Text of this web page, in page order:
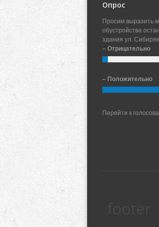
Опрос
Просим выразить
обустройства
здания ул.
– Отрицательно
– Положительно
Перейти к
footer